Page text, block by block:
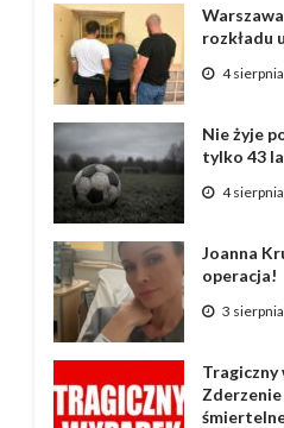
rozkładu
4
Nie żyje
tylko 43
4
Joanna
operacja!
3
Tragiczny